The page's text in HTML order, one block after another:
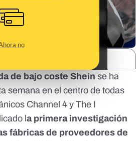
no
de bajo coste Shein se ha
semana en el centro de todas
Channel 4 y The I
a primera investigación
fábricas de proveedores de